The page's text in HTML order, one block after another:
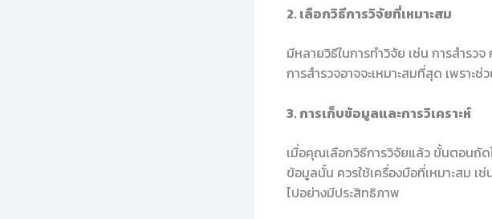
2. เลือกวิธีการวิจัยที่เหมาะสม
มีหลายวิธีในการทำวิจัย เช่น การสำร
การสำรวจอาจจะเหมาะสมที่สุด เพรา
3. การเก็บข้อมูลและการวิเคราะห์
เมื่อคุณเลือกวิธีการวิจัยแล้ว ขั้นตอนถัด
ข้อมูลนั้น ควรใช้เครื่องมือที่เหมาะสม เช่
ไปอย่างมีประสิทธิภาพ